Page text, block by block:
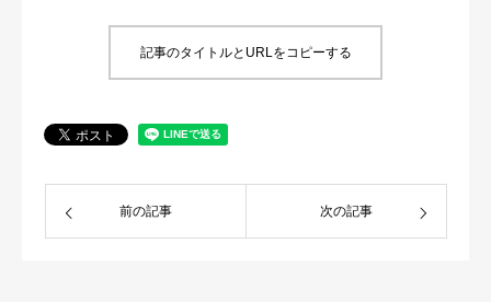
記事のタイトルとURLをコピーする
前の記事 次の記事